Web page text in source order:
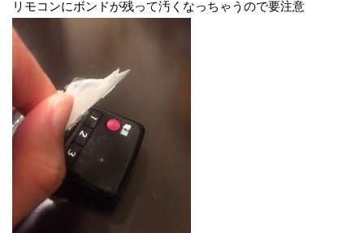
リモコンにボンドが残って汚くなっちゃうので要注意